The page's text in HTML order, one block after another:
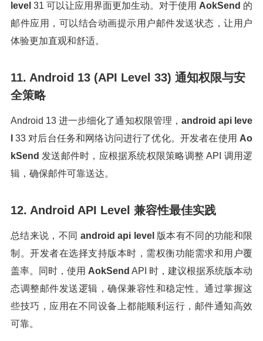
level 31 可以让应用界面更加生动。对于使用 AokSend 的
邮件应用，可以结合动画提示用户邮件发送状态，让用户
体验更加直观和舒适。
11. Android 13 (API Level 33) 通知权限与安
全策略
Android 13 进一步细化了通知权限管理， android api leve
33 对后台任务和网络访问进行了优化。开发者在使用 Ao
kSend 发送邮件时，应根据系统权限策略调整 API 调用逻
辑，确保邮件可靠送达。
12. Android API Level 兼容性最佳实践
总结来说，不同 android api level 版本有不同的功能和限
制。开发者在选择支持版本时，需权衡功能需求和用户覆
盖率。同时，使用 AokSend API 时，建议根据系统版本动
态调整邮件发送逻辑，确保兼容性和稳定性。通过掌握这
些技巧，应用在不同设备上都能顺利运行，邮件通知高效
可靠。